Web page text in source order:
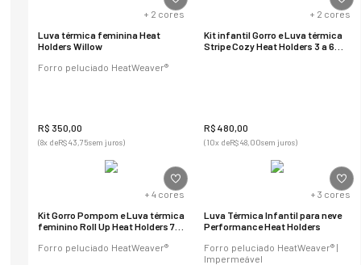
+ 2 cores
Luva térmica feminina Heat
Holders Willow
Forro peluciado HeatWeaver®
R$ 350 00
(8x deR$43,75sem juros)
+ 2 cores
Kit infantil Gorro e Luva térmica
Stripe Cozy Heat Holders 3 a 6
R$ 480 00
(10x deR$48,00sem juros)
+ 4 cores
Kit Gorro Pompom e Luva térmica
feminino Roll Up Heat Holders 7 a
Forro peluciado HeatWeaver®
+3 cores
Luva Térmica Infantil para neve
Performance Heat Holders
Forro peluciado HeatWeaver® |
Impermeável